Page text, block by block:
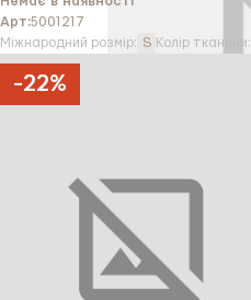
Арт:5001217
Міжнародний розмір: S Колір тканини:
-22%